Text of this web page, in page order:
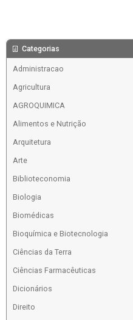
Categorias
Administracao
Agricultura
AGROQUIMICA
Alimentos e Nutrição
Arquitetura
Arte
Biblioteconomia
Biologia
Biomédicas
Bioquímica e Biotecnologia
Ciências da Terra
Ciências Farmacêuticas
Dicionários
Direito